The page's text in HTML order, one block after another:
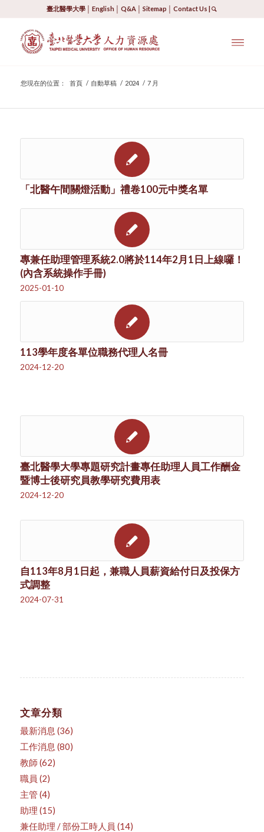
臺北醫學大學 │English │Q&A │Sitemap │Contact Us |
您現在的位置： 首頁 / 自動草稿 / 2024 / 7 月
「北醫午間關燈活動」禮卷100元中獎名單
專兼任助理管理系統2.0將於114年2月1日上線囉！
(內含系統操作手冊)
2025-01-10
113學年度各單位職務代理人名冊
2024-12-20
臺北醫學大學專題研究計畫專任助理人員工作酬金
暨博士後研究員教學研究費用表
2024-12-20
自113年8月1日起，兼職人員薪資給付日及投保方
式調整
2024-07-31
文章分類
最新消息 (36)
工作消息 (80)
教師 (62)
職員 (2)
主管 (4)
助理 (15)
兼任助理 / 部份工時人員 (14)